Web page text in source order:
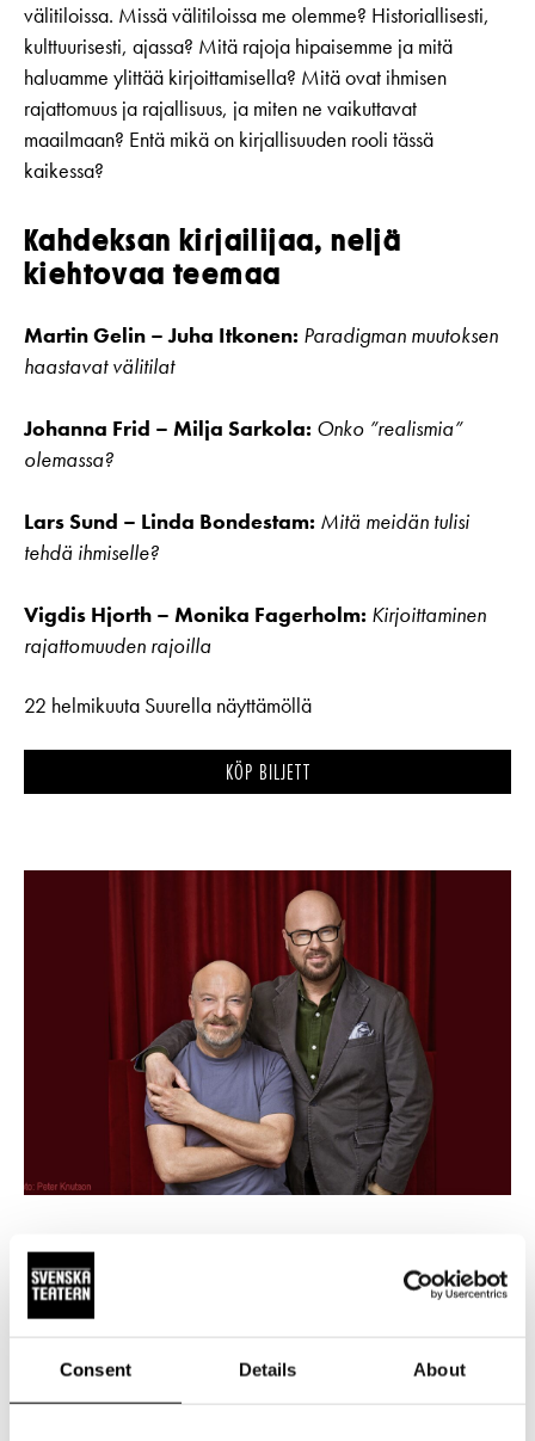
Consent Details About
välitiloissa. Missä välitiloissa me olemme? Historiallisesti,
kulttuurisesti, ajassa? Mitä rajoja hipaisemme ja mitä
haluamme ylittää kirjoittamisella? Mitä ovat ihmisen
rajattomuus ja rajallisuus, ja miten ne vaikuttavat
maailmaan? Entä mikä on kirjallisuuden rooli tässä
kaikessa?
Kahdeksan kirjailijaa, neljä
kiehtovaa teemaa
Martin Gelin – Juha Itkonen: Paradigman muutoksen
haastavat välitilat
Johanna Frid – Milja Sarkola: Onko ”realismia”
olemassa?
Lars Sund – Linda Bondestam: Mitä meidän tulisi
tehdä ihmiselle?
Vigdis Hjorth – Monika Fagerholm: Kirjoittaminen
rajattomuuden rajoilla
22 helmikuuta Suurella näyttämöllä
KÖP BILJETT
Jonas Gardellin elämäntyö ”Torka
aldrig tårar utan handskar” on
Svenska Teaternin syksyn 2028 uutuusmusikaali on Jakob